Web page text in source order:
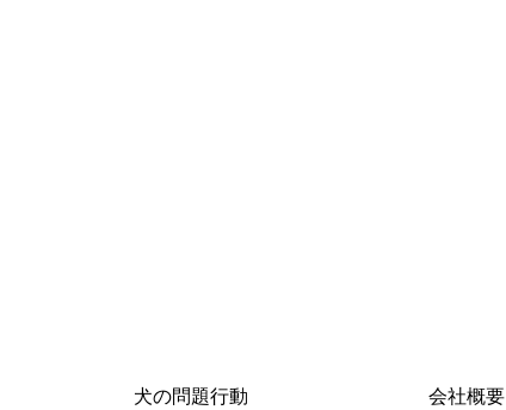
犬の問題行動 会社概要